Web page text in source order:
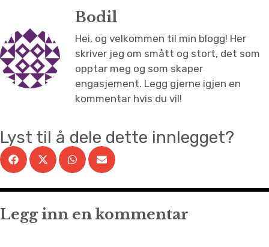
Bodil
Hei, og velkommen til min blogg! Her
skriver jeg om smått og stort, det som
opptar meg og som skaper
engasjement. Legg gjerne igjen en
kommentar hvis du vil!
Lyst til å dele dette innlegget?
Legg inn en kommentar